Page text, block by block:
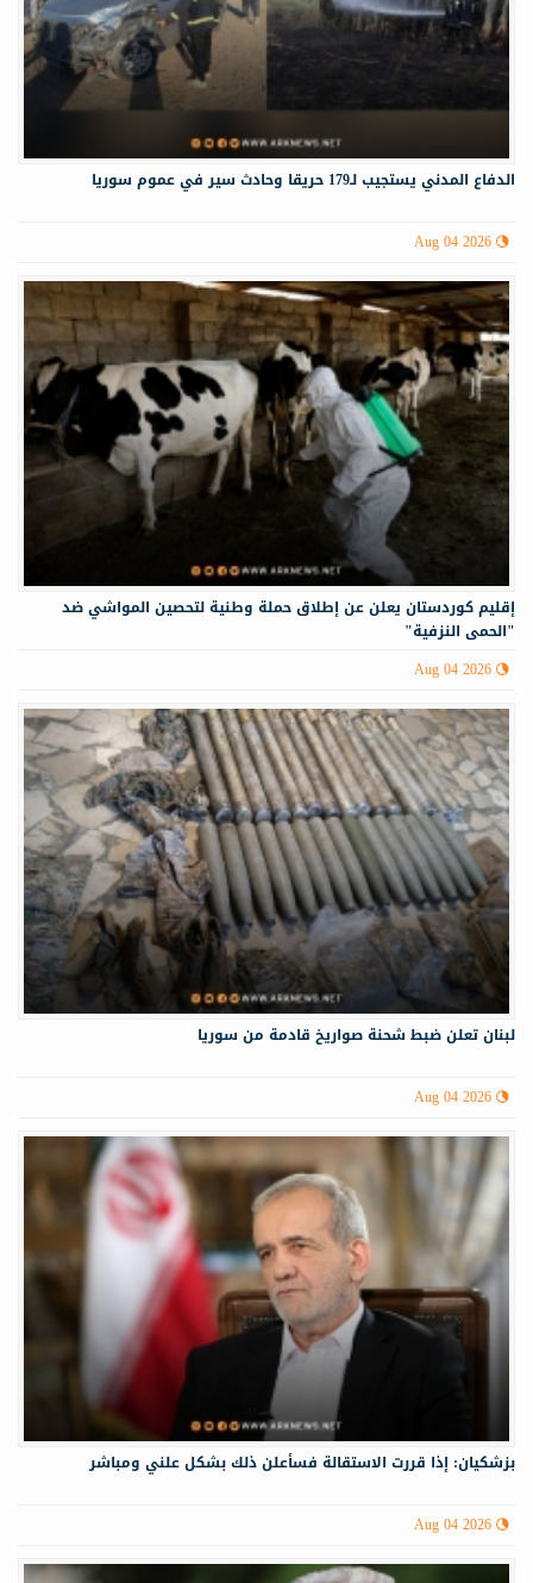
الدفاع المدني يستجيب لـ179 حريقا وحادث سير في عموم سوريا
Aug 04 2026
إقليم كوردستان يعلن عن إطلاق حملة وطنية لتحصين المواشي ضد
"الحمى النزفية"
Aug 04 2026
لبنان تعلن ضبط شحنة صواريخ قادمة من سوريا
Aug 04 2026
بزشكيان: إذا قررت الاستقالة فسأعلن ذلك بشكل علني ومباشر
Aug 04 2026